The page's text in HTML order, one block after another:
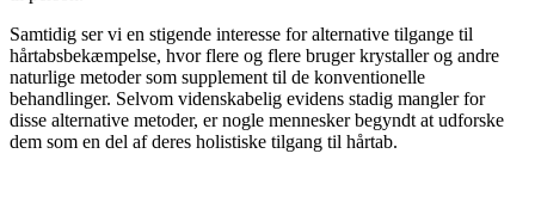
Samtidig ser vi en stigende interesse for alternative tilgange til
hårtabsbekæmpelse, hvor flere og flere bruger krystaller og andre
naturlige metoder som supplement til de konventionelle
behandlinger. Selvom videnskabelig evidens stadig mangler for
disse alternative metoder, er nogle mennesker begyndt at udforske
dem som en del af deres holistiske tilgang til hårtab.